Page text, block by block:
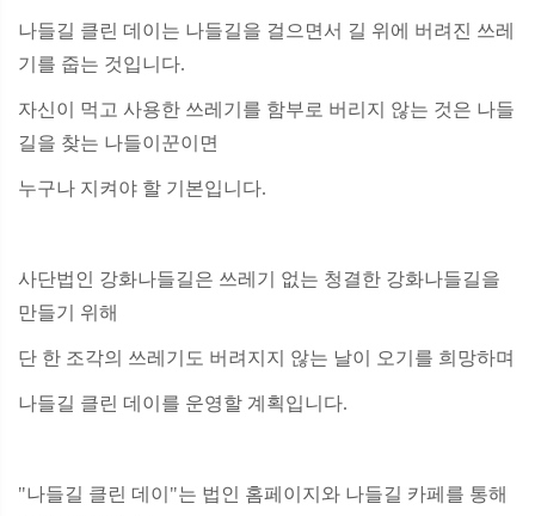
나들길 클린 데이는 나들길을 걸으면서 길 위에 버려진 쓰레
기를 줍는 것입니다.
자신이 먹고 사용한 쓰레기를 함부로 버리지 않는 것은 나들
길을 찾는 나들이꾼이면
누구나 지켜야 할 기본입니다.
사단법인 강화나들길은 쓰레기 없는 청결한 강화나들길을
만들기 위해
단 한 조각의 쓰레기도 버려지지 않는 날이 오기를 희망하며
나들길 클린 데이를 운영할 계획입니다.
"나들길 클린 데이"는 법인 홈페이지와 나들길 카페를 통해